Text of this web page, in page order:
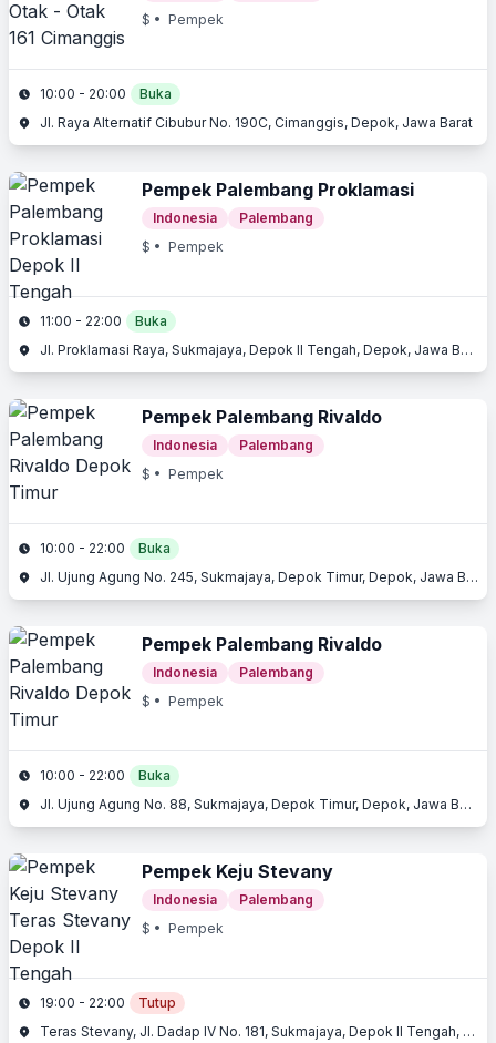
$ • Pempek
10:00 - 20:00
Buka
Jl. Raya Alternatif Cibubur No. 190C, Cimanggis, Depok, Jawa Barat
Pempek Palembang Proklamasi
Indonesia
Palembang
$ • Pempek
11:00 - 22:00
Buka
Jl. Proklamasi Raya, Sukmajaya, Depok II Tengah, Depok, Jawa Barat
Pempek Palembang Rivaldo
Indonesia
Palembang
$ • Pempek
10:00 - 22:00
Buka
Jl. Ujung Agung No. 245, Sukmajaya, Depok Timur, Depok, Jawa Barat
Pempek Palembang Rivaldo
Indonesia
Palembang
$ • Pempek
10:00 - 22:00
Buka
Jl. Ujung Agung No. 88, Sukmajaya, Depok Timur, Depok, Jawa Barat
Pempek Keju Stevany
Indonesia
Palembang
$ • Pempek
19:00 - 22:00
Tutup
Teras Stevany, Jl. Dadap IV No. 181, Sukmajaya, Depok II Tengah, Depok, Jawa Barat